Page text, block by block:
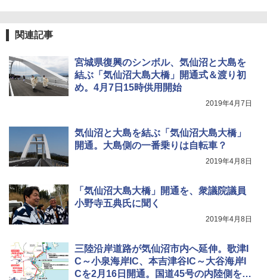
着替えテント トイレテント 透けない【換気
通気窓付き】収納袋付き UVカット 防水 防災
コンパクト iimono117 (ブルー)
￥3,080
関連記事
宮城県復興のシンボル、気仙沼と大島を
結ぶ「気仙沼大島大橋」開通式＆渡り初
め。4月7日15時供用開始
2019年4月7日
気仙沼と大島を結ぶ「気仙沼大島大橋」
開通。大島側の一番乗りは自転車？
2019年4月8日
「気仙沼大島大橋」開通を、衆議院議員
小野寺五典氏に聞く
2019年4月8日
三陸沿岸道路が気仙沼市内へ延伸。歌津I
C～小泉海岸IC、本吉津谷IC～大谷海岸I
Cを2月16日開通。国道45号の内陸側を走